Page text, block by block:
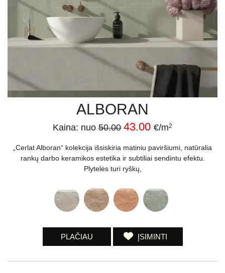
ALBORAN
Kaina: nuo 50.00 43.00 €/m2
„Cerlat Alboran“ kolekcija išsiskiria matiniu paviršiumi, natūralia
rankų darbo keramikos estetika ir subtiliai sendintu efektu.
Plytelės turi ryškų,
PLAČIAU ĮSIMINTI